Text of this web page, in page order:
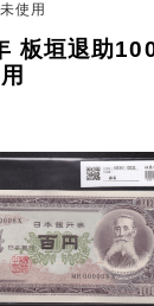
使用
板垣退助